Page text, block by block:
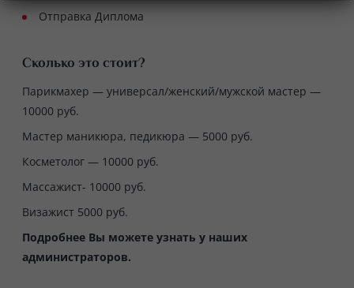
Отправка Диплома
Сколько это стоит?
Парикмахер — универсал/женский/мужской мастер —
10000 руб.
Мастер маникюра, педикюра — 5000 руб.
Косметолог — 10000 руб.
Массажист- 10000 руб.
Визажист 5000 руб.
Подробнее Вы можете узнать у наших
администраторов.